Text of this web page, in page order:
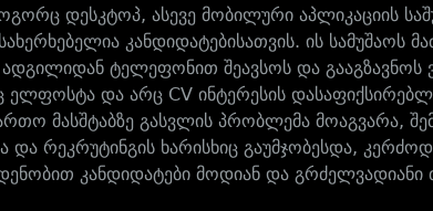
დესკტოპ, ასევე მობილური აპლიკაციის
კანდიდატებისათვის. ის სამუშაოს
ტელეფონით შეავსოს და გააგზავნოს
ელფოსტა და არც CV ინტერესის
მასშტაბზე გასვლის პრობლემა მოაგვარა,
რეკრუტინგის ხარისხიც გაუმჯობესდა,
კანდიდატები მოდიან და